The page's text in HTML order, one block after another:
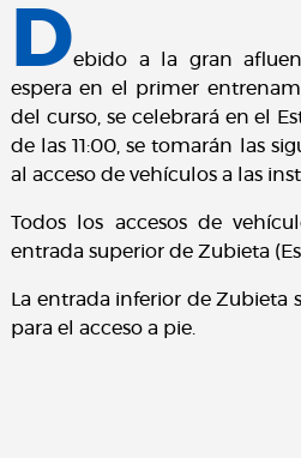
Debido a la gran
espera en el primer
del curso, se celebrará en el
de las 11:00, se tomarán las
al acceso de vehículos a las
Todos los accesos de
entrada superior de Zubieta
La entrada inferior de Zubieta
para el acceso a pie.